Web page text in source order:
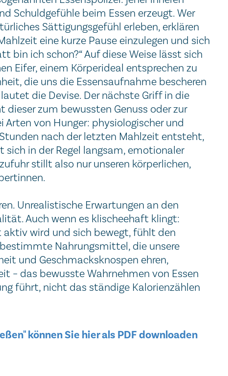
Schuldgefühle beim Essen erzeugt. Wer
Sättigungsgefühl erleben, erklären
eine kurze Pause einzulegen und sich
bin ich schon?“ Auf diese Weise lässt sich
Eifer, einem Körperideal entsprechen zu
die uns die Essensaufnahme bescheren
die Devise. Der nächste Griff in die
zum bewussten Genuss oder zur
von Hunger: physiologischer und
nach der letzten Mahlzeit entsteht,
in der Regel langsam, emotionaler
stillt also nur unseren körperlichen,
Unrealistische Erwartungen an den
Auch wenn es klischeehaft klingt:
aktiv wird und sich bewegt, fühlt den
Nahrungsmittel, die unsere
und Geschmacksknospen ehren,
– das bewusste Wahrnehmen von Essen
führt, nicht das ständige Kalorienzählen
können Sie hier als PDF downloaden